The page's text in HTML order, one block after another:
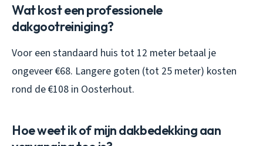
Wat kost een professionele
dakgootreiniging?
Voor een standaard huis tot 12 meter betaal je
ongeveer €68. Langere goten (tot 25 meter) kosten
rond de €108 in Oosterhout.
Hoe weet ik of mijn dakbedekking aan